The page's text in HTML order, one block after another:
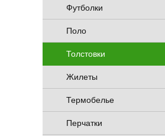
Футболки
Поло
Толстовки
Жилеты
Термобелье
Перчатки